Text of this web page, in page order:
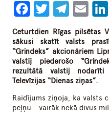
Facebook
Twitter
Ceturtdien Rīgas pilsētas
sākusi skatīt valsts
“Grindeks” akcionāriem
valstij piederošo
rezultātā valstij nodarīti
Televīzijas “Dienas ziņas”.
Raidījums ziņoja, ka valsts
peļņu – vairāk nekā divus